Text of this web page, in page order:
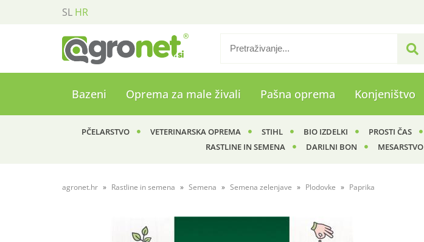
SL HR
Bazeni Oprema za male živali Pašna oprema Konjeništvo
PČELARSTVO VETERINARSKA OPREMA STIHL BIO IZDELKI PROSTI ČAS
RASTLINE IN SEMENA
DARILNI BON MESARSTVO
agronet.hr Rastline in semena Semena Semena zelenjave Plodovke Paprika